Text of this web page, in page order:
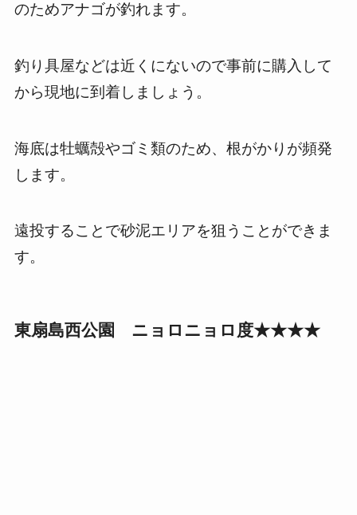
のためアナゴが釣れます。
釣り具屋などは近くにないので事前に購入して
から現地に到着しましょう。
海底は牡蠣殻やゴミ類のため、根がかりが頻発
します。
遠投することで砂泥エリアを狙うことができま
す。
東扇島西公園 ニョロニョロ度★★★★